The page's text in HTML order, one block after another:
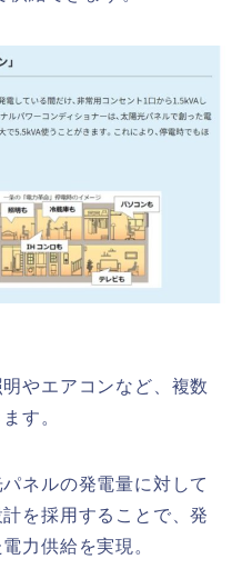
やエアコンなど、複数
す。
ネルの発電量に対して
を採用することで、発
力供給を実現。